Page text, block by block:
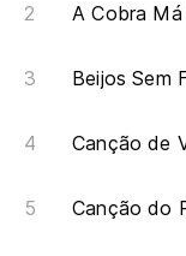
A Cobra
Beijos Sem
Canção de
Canção do